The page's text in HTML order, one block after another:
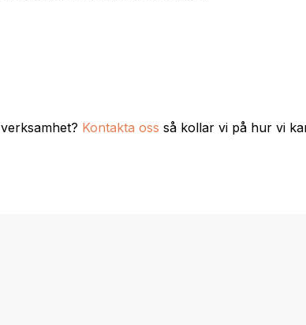
Kontakta oss så kollar vi på hur vi